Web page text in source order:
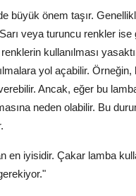
büyük önem taşır.
veya turuncu renkler
kullanılması
yol açabilir.
Ancak, eğer bu
neden olabilir. Bu
en iyisidir. Çakar lamba